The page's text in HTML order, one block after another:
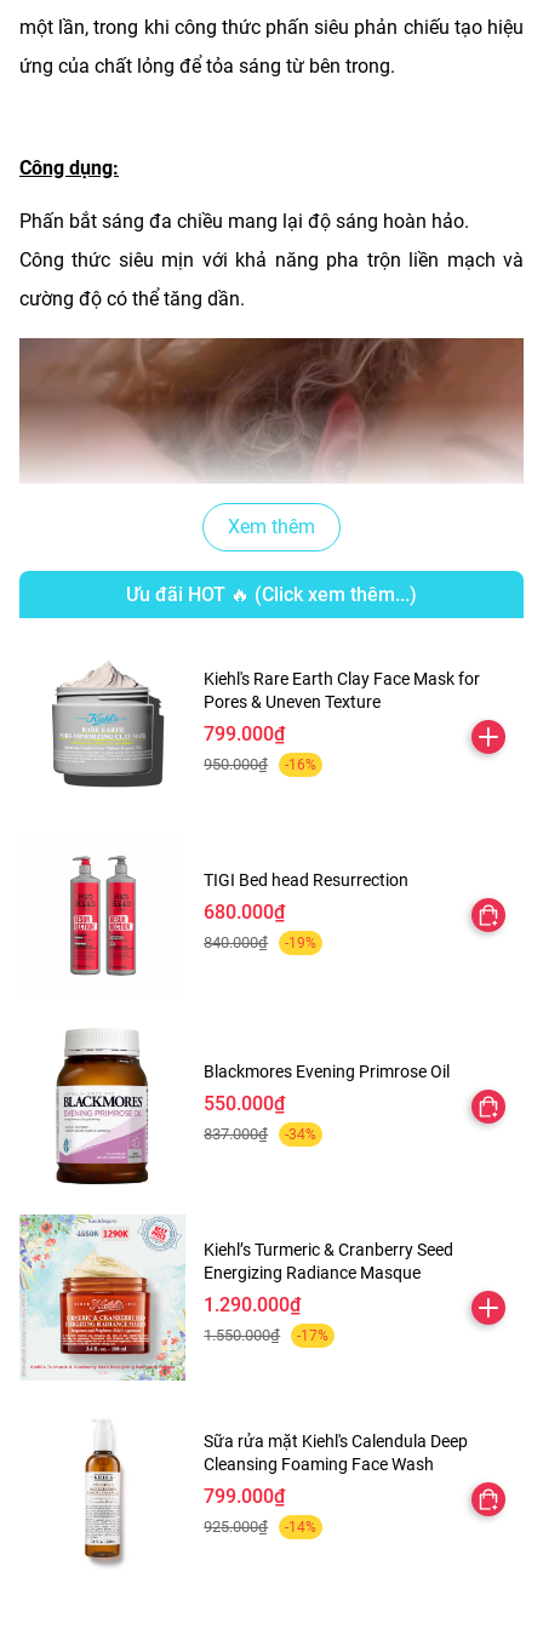
một lần, trong khi công thức phấn siêu phản chiếu tạo hiệu
ứng của chất lỏng để tỏa sáng từ bên trong.
Công dụng:
Phấn bắt sáng đa chiều mang lại độ sáng hoàn hảo.
Công thức siêu mịn với khả năng pha trộn liền mạch và
cường độ có thể tăng dần.
Xem thêm
Ưu đãi HOT 🔥 (Click xem thêm...)
Kiehl's Rare Earth Clay Face Mask for
Pores & Uneven Texture
799.000₫
950.000₫ -16%
TIGI Bed head Resurrection
680.000₫
840.000₫ -19%
Blackmores Evening Primrose Oil
550.000₫
837.000₫ -34%
Kiehl’s Turmeric & Cranberry Seed
Energizing Radiance Masque
1.290.000₫
1.550.000₫ -17%
Sữa rửa mặt Kiehl's Calendula Deep
Cleansing Foaming Face Wash
799.000₫
925.000₫ -14%